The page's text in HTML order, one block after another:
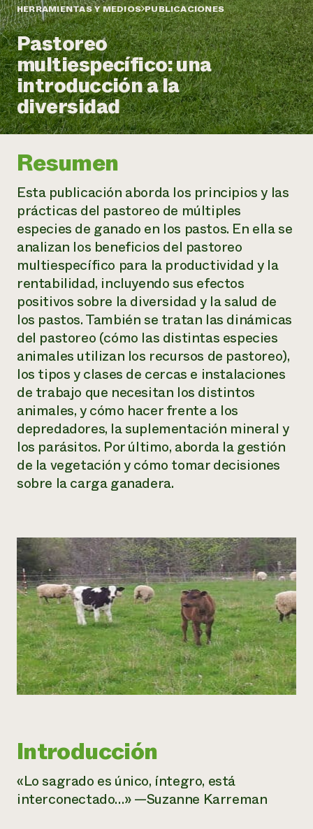
Informes anuales y financieros
Historias de impacto
Informe de
impacto 2024
LEER EL INFORME
Latinos en la agricultura
Sistemas alimentarios locales
Agricultura urbana
Las mujeres en la agricultura
Evento anual de reciclaje de productos electrónicos
Programa de descuentos de NorthWestern Energy
Servicios energéticos comerciales
Servicios energéticos residenciales
LIHEAP
Centro de intercambio de información AgriSolar
Blog
Podcasts
Publicaciones
Cursos cortos
Vídeos
Oportunidades de financiación
Noticias
Internship Hub
Buscar prácticas
Contratar a un becario
un
Llame a la
directa de
1-800-346-
Asociaciones empresariales
Donar
Donaciones planificadas
Boletín
Consultas de los medios de comunicación
Todos
contribuyen a la
resiliencia de la
comunidad.
DONAR AHORA
HERRAMIENTAS Y MEDIOS PUBLICACIONES
Pastoreo
multiespecífico: una
introducción a la
diversidad
Resumen
Esta publicación aborda los principios y las
prácticas del pastoreo de múltiples
especies de ganado en los pastos. En ella se
analizan los beneficios del pastoreo
multiespecífico para la productividad y la
rentabilidad, incluyendo sus efectos
positivos sobre la diversidad y la salud de
los pastos. También se tratan las dinámicas
del pastoreo (cómo las distintas especies
animales utilizan los recursos de pastoreo),
los tipos y clases de cercas e instalaciones
de trabajo que necesitan los distintos
animales, y cómo hacer frente a los
depredadores, la suplementación mineral y
los parásitos. Por último, aborda la gestión
de la vegetación y cómo tomar decisiones
sobre la carga ganadera.
Introducción
«Lo sagrado es único, íntegro, está
interconectado…» —Suzanne Karreman